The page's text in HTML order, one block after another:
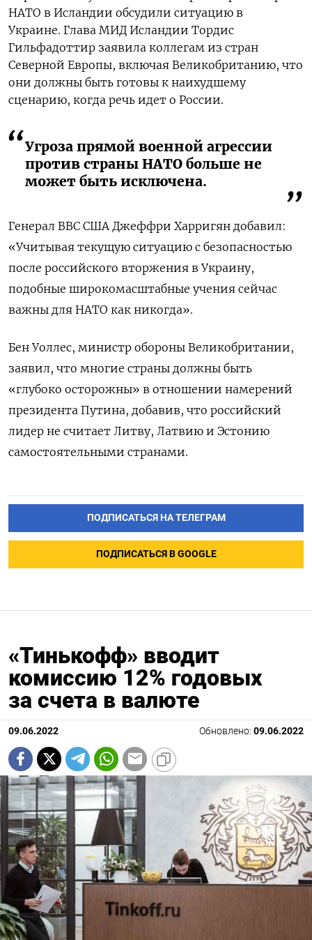
НАТО в Исландии обсудили ситуацию в
Украине. Глава МИД Исландии Тордис
Гильфадоттир заявила коллегам из стран
Северной Европы, включая Великобританию, что
они должны быть готовы к наихудшему
сценарию, когда речь идет о России.
Угроза прямой военной агрессии
против страны НАТО больше не
может быть исключена.
Генерал ВВС США Джеффри Харригян добавил:
«Учитывая текущую ситуацию с безопасностью
после российского вторжения в Украину,
подобные широкомасштабные учения сейчас
важны для НАТО как никогда».
Бен Уоллес, министр обороны Великобритании,
заявил, что многие страны должны быть
«глубоко осторожны» в отношении намерений
президента Путина, добавив, что российский
лидер не считает Литву, Латвию и Эстонию
самостоятельными странами.
ПОДПИСАТЬСЯ НА ТЕЛЕГРАМ
ПОДПИСАТЬСЯ В GOOGLE
«Тинькофф» вводит
комиссию 12% годовых
за счета в валюте
09.06.2022 Обновлено: 09.06.2022